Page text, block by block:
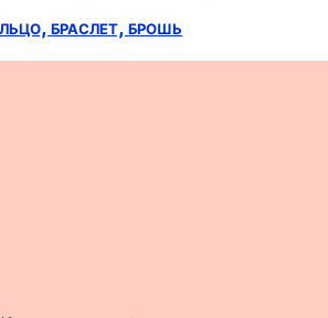
браслет,брошь